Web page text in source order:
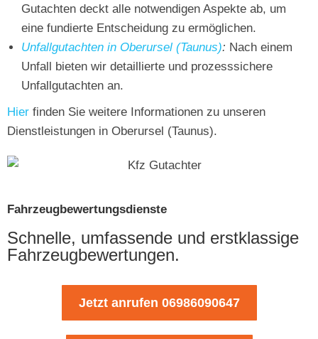
Gutachten deckt alle notwendigen Aspekte ab, um
eine fundierte Entscheidung zu ermöglichen.
Unfallgutachten in Oberursel (Taunus): Nach einem
Unfall bieten wir detaillierte und prozesssichere
Unfallgutachten an.
Hier finden Sie weitere Informationen zu unseren
Dienstleistungen in Oberursel (Taunus).
Fahrzeugbewertungsdienste
Schnelle, umfassende und erstklassige
Fahrzeugbewertungen.
Jetzt anrufen 06986090647